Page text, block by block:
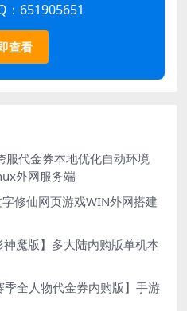
：651905651
查看
代金券本地优化自动环境
外网服务端
修仙网页游戏WIN外网搭建
魔版】多大陆内购版单机本
全人物代金券内购版】手游